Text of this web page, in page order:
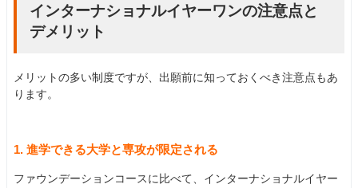
インターナショナルイヤーワンの注意点と
デメリット
メリットの多い制度ですが、出願前に知っておくべき注意点もあ
ります。
1. 進学できる大学と専攻が限定される
ファウンデーションコースに比べて、インターナショナルイヤー